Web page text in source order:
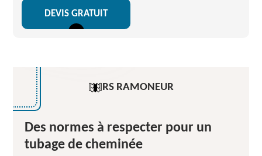
DEVIS GRATUIT
RS RAMONEUR
Des normes à respecter pour un
tubage de cheminée